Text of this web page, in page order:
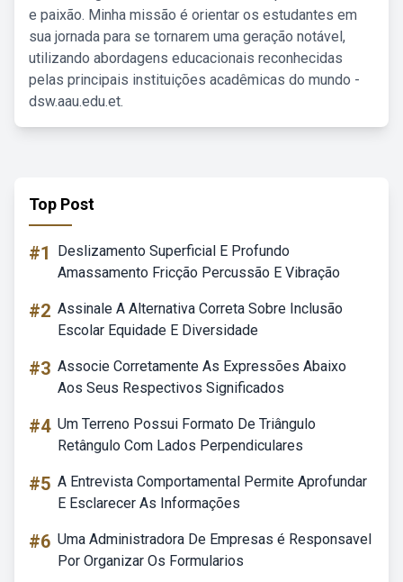
e paixão. Minha missão é orientar os estudantes em
sua jornada para se tornarem uma geração notável,
utilizando abordagens educacionais reconhecidas
pelas principais instituições acadêmicas do mundo -
dsw.aau.edu.et.
Top Post
#1
Deslizamento Superficial E Profundo
Amassamento Fricção Percussão E Vibração
#2 Assinale A Alternativa Correta Sobre Inclusão
Escolar Equidade E Diversidade
#3 Associe Corretamente As Expressões Abaixo
Aos Seus Respectivos Significados
#4 Um Terreno Possui Formato De Triângulo
Retângulo Com Lados Perpendiculares
#5 A Entrevista Comportamental Permite Aprofundar
E Esclarecer As Informações
#6 Uma Administradora De Empresas é Responsavel
Por Organizar Os Formularios